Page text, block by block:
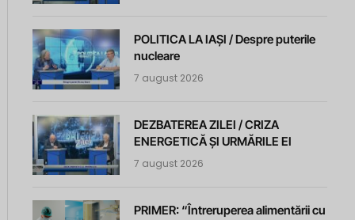
POLITICA LA IAȘI / Despre puterile
nucleare
7 august 2026
DEZBATEREA ZILEI / CRIZA
ENERGETICĂ ȘI URMĂRILE EI
7 august 2026
PRIMER: “Întreruperea alimentării cu